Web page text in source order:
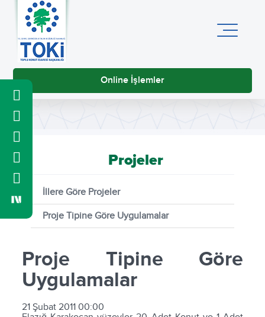
Online İşlemler
Projeler
İllere Göre Projeler
Proje Tipine Göre Uygulamalar
Proje Tipine Göre
Uygulamalar
21 Şubat 2011 00:00